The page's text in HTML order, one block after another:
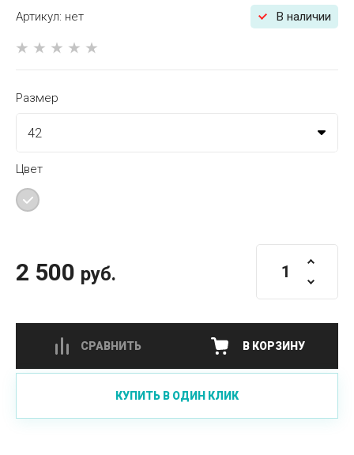
Артикул: нет В наличии
Размер
Цвет
2 500 руб.
СРАВНИТЬ В КОРЗИНУ
КУПИТЬ В ОДИН КЛИК